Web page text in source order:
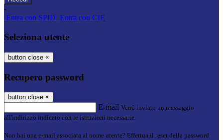
-
Entra con SPID Entra con CIE
Seleziona utente
button close ×
Recupero password
button close ×
E-mail Verrà inviato un messaggio
all'indirizzo indicato con le istruzioni necessarie.
Non hai una e-mail associata al nome utente? Effettua il reset della password